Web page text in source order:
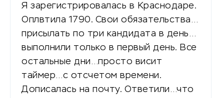
Я зарегистрировалась в Краснодаре.
Оплвтила 1790. Свои обязательства…
присылать по три кандидата в день…
выполнили только в первый день. Все
остальные дни…просто висит
таймер…с отсчетом времени.
Дописалась на почту. Ответили…что